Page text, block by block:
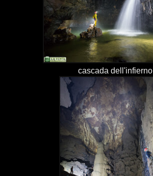
cascada dell'infierno